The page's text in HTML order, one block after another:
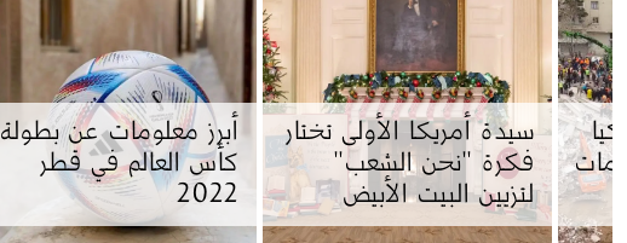
سيدة أمريكا الأولى تختار
فكرة "نحن الشعب"
لتزيين البيت الأبيض
أبرز معلومات عن بطولة
كأس العالم في قطر
2022